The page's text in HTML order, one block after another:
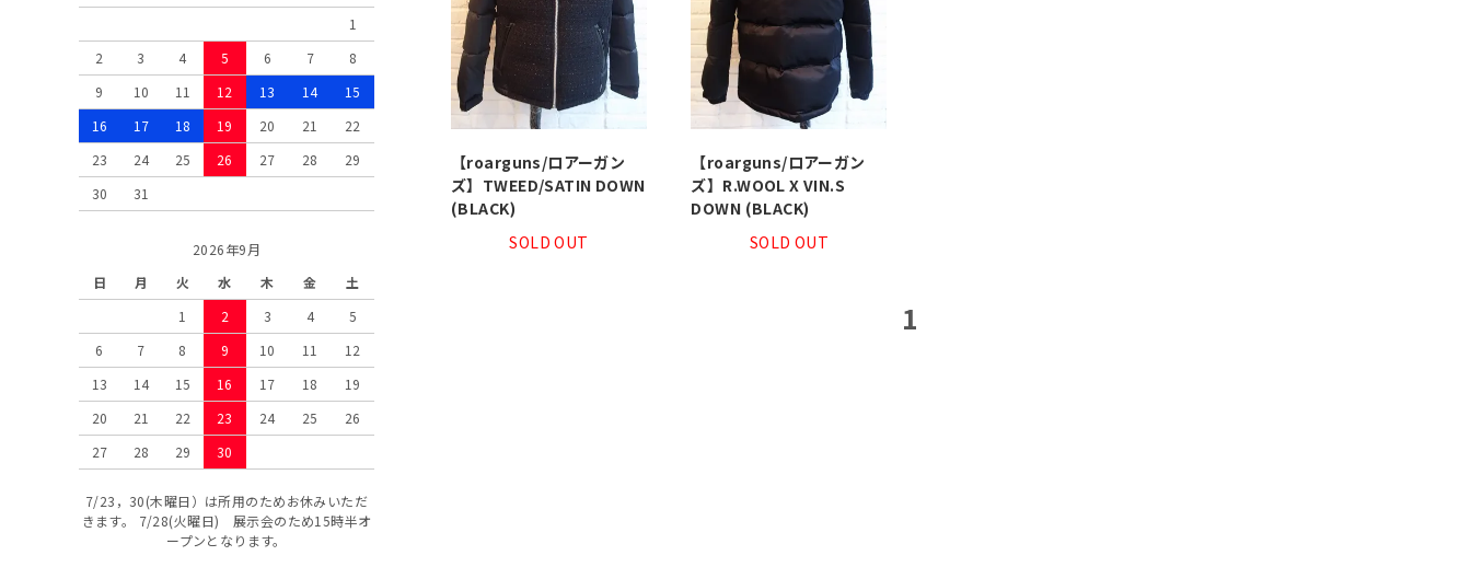
1
2
3 4 5 6 7
8
9
10 11 12 13 14
15
16
17 18 19 20 21
22
23
24 25 26 27 28
29
30
31
2026年9月
日
月 火 水 木 金
土
1
2 3 4
5
6
7 8 9 10 11
12
13
14 15 16 17 18
19
20
21 22 23 24 25
26
27
28 29 30
7/23，30(木曜日）は所用のためお休みいただ
きます。 7/28(火曜日) 展示会のため15時半オ
ープンとなります。
【roarguns/ロアーガン
ズ】TWEED/SATIN DOWN
(BLACK)
SOLD OUT
【roarguns/ロアーガン
ズ】R.WOOL X VIN.S
DOWN (BLACK)
SOLD OUT
1